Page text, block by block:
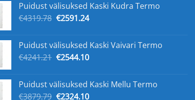
€4429.78.€2654.09.
Puidust välisuksed Kaski Kudra Termo
€4319.78 Algne
€4319.78.
€2591.24Praegune
€2591.24.
Puidust välisuksed Kaski Vaivari Termo
€4241.21 Algne
€4241.21.
€2544.10Praegune
€2544.10.
Puidust välisuksed Kaski Mellu Termo
€3879.79 Algne
€2324.10Praegune